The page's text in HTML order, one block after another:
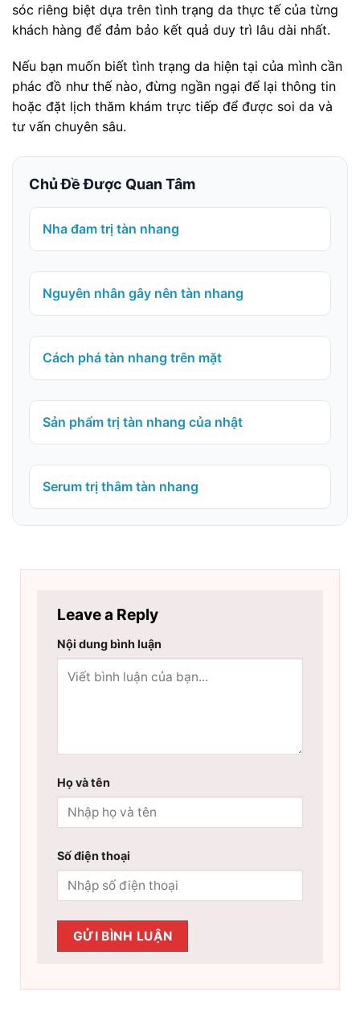
sóc riêng biệt dựa trên tình trạng da thực tế của từng
khách hàng để đảm bảo kết quả duy trì lâu dài nhất.
Nếu bạn muốn biết tình trạng da hiện tại của mình cần
phác đồ như thế nào, đừng ngần ngại để lại thông tin
hoặc đặt lịch thăm khám trực tiếp để được soi da và
tư vấn chuyên sâu.
Chủ Đề Được Quan Tâm
Nha đam trị tàn nhang
Nguyên nhân gây nên tàn nhang
Cách phá tàn nhang trên mặt
Sản phẩm trị tàn nhang của nhật
Serum trị thâm tàn nhang
Leave a Reply
Nội dung bình luận
Họ và tên
Số điện thoại